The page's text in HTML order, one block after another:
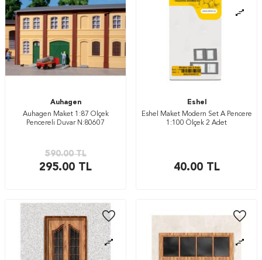
Auhagen
Auhagen Maket 1:87 Ölçek
Pencereli Duvar N:80607
590.00TL
295.00 TL
Eshel
Eshel Maket Modern Set A Pencere
1:100 Ölçek 2 Adet
40.00TL